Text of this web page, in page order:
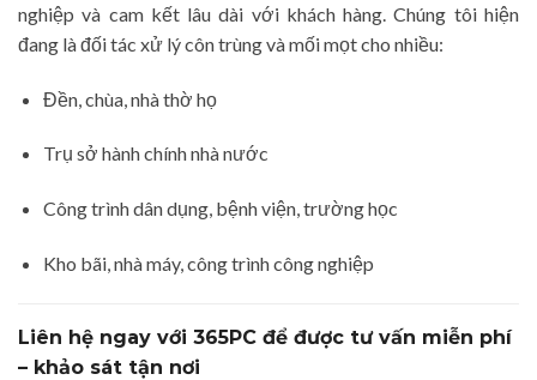
nghiệp và cam kết lâu dài với khách hàng. Chúng tôi hiện
đang là đối tác xử lý côn trùng và mối mọt cho nhiều:
Đền, chùa, nhà thờ họ
Trụ sở hành chính nhà nước
Công trình dân dụng, bệnh viện, trường học
Kho bãi, nhà máy, công trình công nghiệp
Liên hệ ngay với 365PC để được tư vấn miễn phí
– khảo sát tận nơi